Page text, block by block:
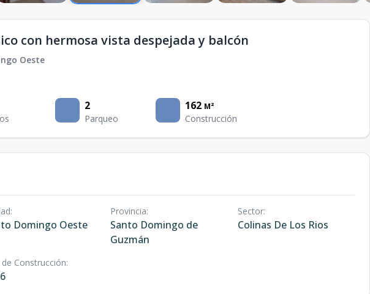
con hermosa vista despejada y balcón
Oeste
2
Parqueo
162 M²
Construcción
:
Domingo Oeste
Provincia:
Santo Domingo de
Guzmán
Sector:
Colinas De Los Rios
Construcción: